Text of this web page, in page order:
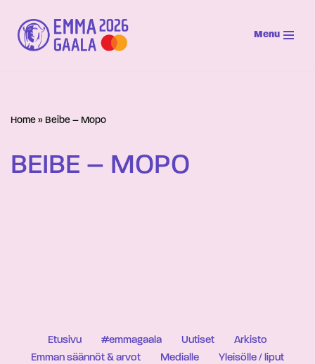
Siirry
suoraan
Menu
Home » Beibe – Mopo
BEIBE – MOPO
Etusivu #emmagaala Uutiset
Arkisto
Emman säännöt & arvot
Medialle
Yleisölle / liput